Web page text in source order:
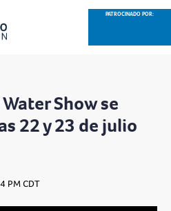
PATROCINADO POR:
Show se
22 y 23 de julio
PM CDT